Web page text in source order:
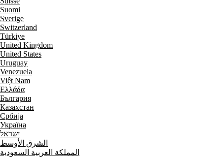
Suomi
Sverige
Switzerland
Türkiye
United Kingdom
United States
Uruguay
Venezuela
Việt Nam
Ελλάδα
България
Казахстан
Србија
Україна
ישראל
الشرق الأوسط
المملكة العربية السعودية